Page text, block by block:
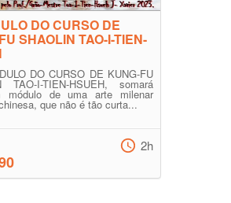
DO CURSO DE
SHAOLIN TAO-I-TIEN-
DO CURSO DE KUNG-FU
TAO-I-TIEN-HSUEH, somará
módulo de uma arte milenar
que não é tão curta...
2h